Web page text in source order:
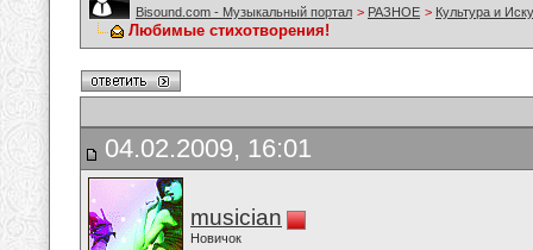
Bisound.com - Музыкальный портал > РАЗНОЕ > Культура и
Любимые стихотворения!
04.02.2009, 16:01
musician
Новичок